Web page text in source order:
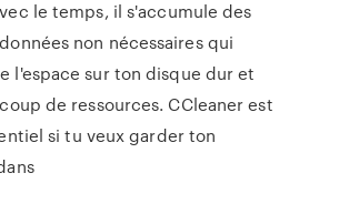
le temps, il s'accumule des
non nécessaires qui
l'espace sur ton disque dur et
de ressources. CCleaner est
si tu veux garder ton